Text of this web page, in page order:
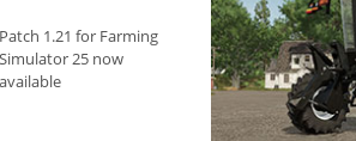
Patch 1.21 for Farming
Simulator 25 now
available